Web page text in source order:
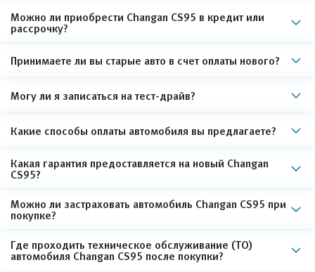
Можно ли приобрести Changan CS95 в кредит или
рассрочку?
Принимаете ли вы старые авто в счет оплаты нового?
Могу ли я записаться на тест-драйв?
Какие способы оплаты автомобиля вы предлагаете?
Какая гарантия предоставляется на новый Changan
CS95?
Можно ли застраховать автомобиль Changan CS95 при
покупке?
Где проходить техническое обслуживание (ТО)
автомобиля Changan CS95 после покупки?